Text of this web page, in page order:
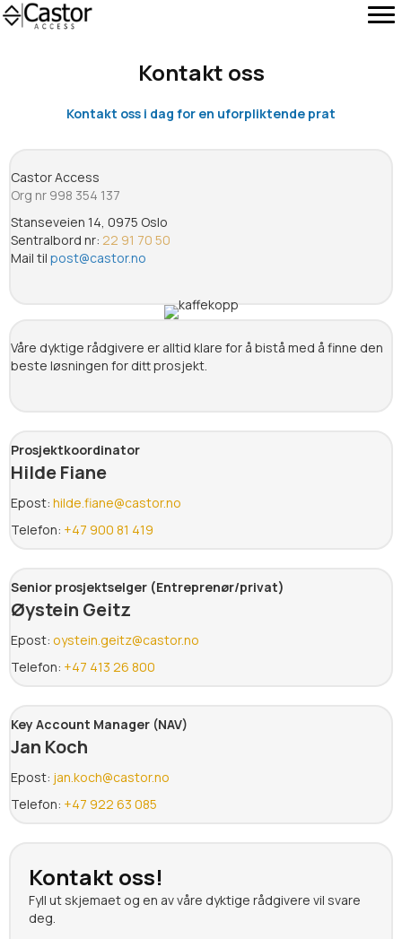
Kontakt oss
Kontakt oss i dag for en uforpliktende prat
Castor Access
Org nr 998 354 137
Stanseveien 14, 0975 Oslo
Sentralbord nr: 22 91 70 50
Mail til post@castor.no
Våre dyktige rådgivere er alltid klare for å bistå med å finne den
beste løsningen for ditt prosjekt.
Prosjektkoordinator
Hilde Fiane
Epost: hilde.fiane@castor.no
Telefon: +47 900 81 419
Senior prosjektselger (Entreprenør/privat)
Øystein Geitz
Epost: oystein.geitz@castor.no
Telefon: +47 413 26 800
Key Account Manager (NAV)
Jan Koch
Epost: jan.koch@castor.no
Telefon: +47 922 63 085
Kontakt oss!
Fyll ut skjemaet og en av våre dyktige rådgivere vil svare
deg.